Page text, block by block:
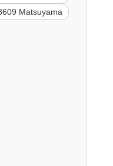
Matsuyama